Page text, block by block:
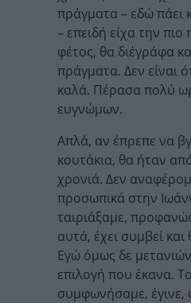
πράγματα – εδώ πάει
– επειδή είχα την
φέτος, θα διέγράφα
πράγματα. Δεν είναι
καλά. Πέρασα πολύ
ευγνώμων.
Απλά, αν έπρεπε να
κουτάκια, θα ήταν
χρονιά. Δεν
προσωπικά στην
ταιριάξαμε,
αυτά, έχει συμβεί
Εγώ όμως δε
επιλογή που έκανα.
συμφωνήσαμε, έγινε,